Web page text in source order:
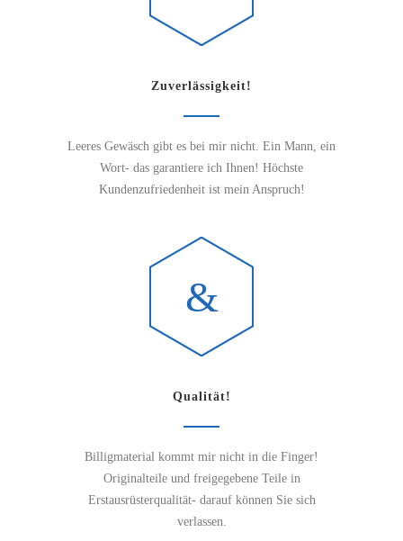
Zuverlässigkeit!
Leeres Gewäsch gibt es bei mir nicht. Ein Mann, ein
Wort- das garantiere ich Ihnen! Höchste
Kundenzufriedenheit ist mein Anspruch!
Qualität!
Billigmaterial kommt mir nicht in die Finger!
Originalteile und freigegebene Teile in
Erstausrüsterqualität- darauf können Sie sich
verlassen.